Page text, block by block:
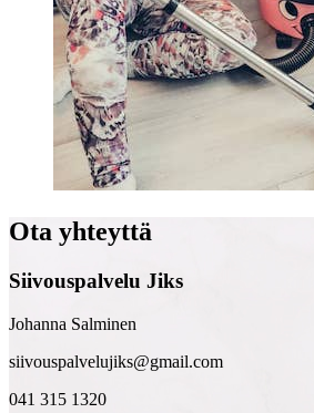
Ota yhteyttä
Siivous­palvelu Jiks
Johanna Salminen
siivouspalvelujiks@gmail.com
041 315 1320